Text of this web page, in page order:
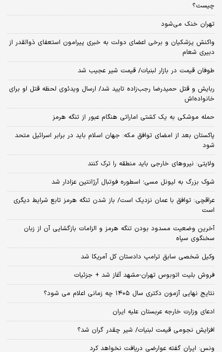
چیست؟
تهران خنک می‌شود
واکنش پزشکیان و برخی اعضای دولت به خبری پیرامون استعفای ذوالقدر از
دبیری شعام
طوفان قیمت در بازار لبنیات/ قیمت شیر عجیب شد
ربایش و قتل حمیدرضا رجب‌زاده تایید شد/ ارسال ویدئوی لحظه قتل او برای
خانواده‌اش
حمله موشکی به یک کشتی اماراتی هنگام عبور از تنگه هرمز
پاکستان بعد از امضای توافق مکه: جهان اسلام باید در برابر اسرائیل متحد
شود
ولایتی: نیروهای خارجی باید منطقه را ترک کنند
شوک بزرگ به لیونل مسی؛ اسطوره فوتبال آرژانتین عزادار شد
عراقچی: توافق با عمان نزدیک است/ باز شدن تنگه هرمز تابع شرایط دیگری
است
آخرین وضعیت مسدود بودن تنگه هرمز و الزامات بازگشایی آن از زبان
سخنگوی سپاه
وکیل شخصی سابق ترامپ دادستان کل آمریکا شد
فروش بلیت اتوبوس تهران-مشهد آغاز شد + جزئیات
نتایج نهایی آزمون دکتری سال ۱۴۰۵ چه زمانی اعلام می شود؟
ادعای وزارت خارجه عربستان علیه ایران
افزایش نجومی قیمت لبنیات/ شیر چقدر گران شد؟
ونس: ایران گفته عوارضی دریافت نخواهد کرد